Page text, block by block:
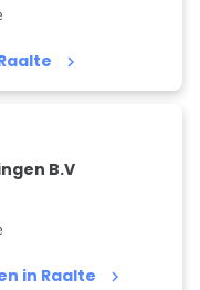
keyboard_arrow_right
B.V
in Raalte keyboard_arrow_right